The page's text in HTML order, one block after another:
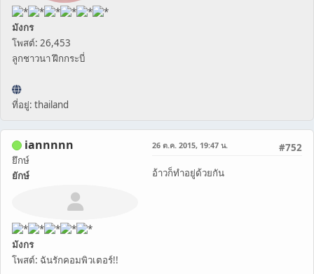
มังกร
โพสต์: 26,453
ลูกชาวนา ฝึกกระบี่
ที่อยู่: thailand
iannnnn
ยึกษ์
ยักษ์
มังกร
โพสต์: ฉันรักคอมพิวเตอร์!!
#752
26 ต.ค. 2015, 19:47 น.
อ้าวก็ทำอยู่ด้วยกัน